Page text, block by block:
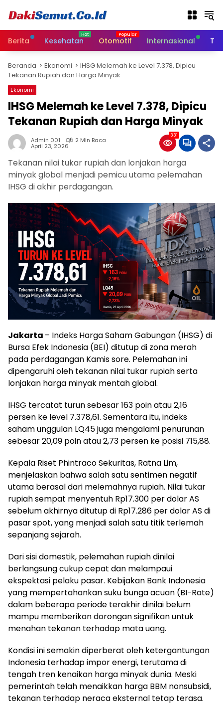
Berita Kesehatan Otomotif Internasional
Beranda Ekonomi
IHSG Melemah ke Level 7.378, Dipicu
Tekanan Rupiah dan Harga Minyak
Ekonomi
IHSG Melemah ke Level 7.378, Dipicu
Tekanan Rupiah dan Harga Minyak
Admin 001 2 Min Baca
April 23, 2026
331
Tekanan nilai tukar rupiah dan lonjakan harga
minyak global menjadi pemicu utama pelemahan
IHSG di akhir perdagangan.
Jakarta – Indeks Harga Saham Gabungan (IHSG) di
Bursa Efek Indonesia (BEI) ditutup di zona merah
pada perdagangan Kamis sore. Pelemahan ini
dipengaruhi oleh tekanan nilai tukar rupiah serta
lonjakan harga minyak mentah global.
IHSG tercatat turun sebesar 163 poin atau 2,16
persen ke level 7.378,61. Sementara itu, indeks
saham unggulan LQ45 juga mengalami penurunan
sebesar 20,09 poin atau 2,73 persen ke posisi 715,88.
Kepala Riset Phintraco Sekuritas, Ratna Lim,
menjelaskan bahwa salah satu sentimen negatif
utama berasal dari melemahnya rupiah. Nilai tukar
rupiah sempat menyentuh Rp17.300 per dolar AS
sebelum akhirnya ditutup di Rp17.286 per dolar AS di
pasar spot, yang menjadi salah satu titik terlemah
sepanjang sejarah.
Dari sisi domestik, pelemahan rupiah dinilai
berlangsung cukup cepat dan melampaui
ekspektasi pelaku pasar. Kebijakan Bank Indonesia
yang mempertahankan suku bunga acuan (BI-Rate)
dalam beberapa periode terakhir dinilai belum
mampu memberikan dorongan signifikan untuk
menahan tekanan terhadap mata uang.
Kondisi ini semakin diperberat oleh ketergantungan
Indonesia terhadap impor energi, terutama di
tengah tren kenaikan harga minyak dunia. Meski
pemerintah telah menaikkan harga BBM nonsubsidi,
tekanan terhadap neraca eksternal tetap terasa.